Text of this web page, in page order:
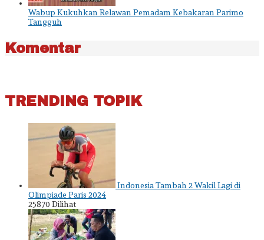
Wabup Kukuhkan Relawan Pemadam Kebakaran Parimo
Tangguh
Komentar
TRENDING TOPIK
Indonesia Tambah 2 Wakil Lagi di
Olimpiade Paris 2024
25870 Dilihat